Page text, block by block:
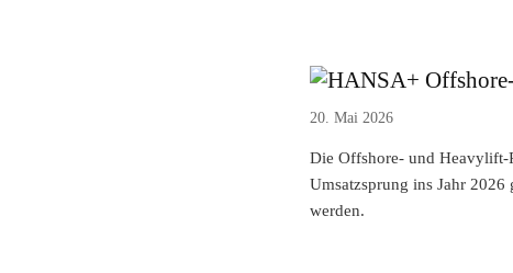
20. Mai 2026
Die Offshore- und Heavylift-
Umsatzsprung ins Jahr 2026
werden.